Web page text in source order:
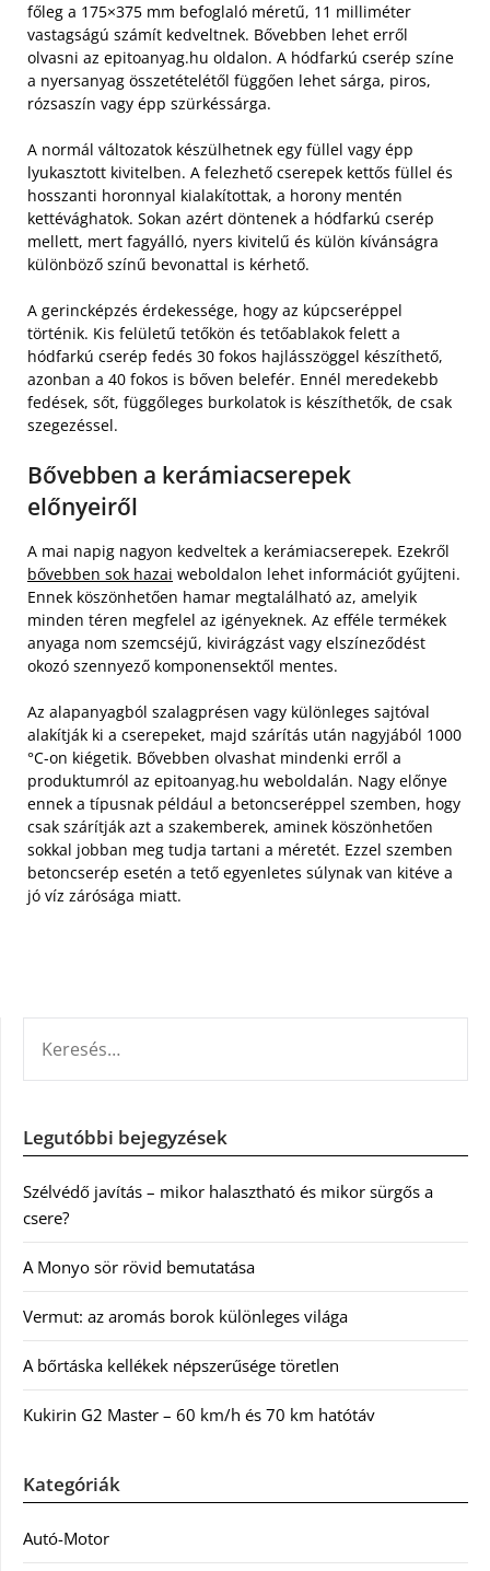
főleg a 175×375 mm befoglaló méretű, 11 milliméter
vastagságú számít kedveltnek. Bővebben lehet erről
olvasni az epitoanyag.hu oldalon. A hódfarkú cserép színe
a nyers­anyag összetételétől függően lehet sárga, piros,
rózsaszín vagy épp szürkéssárga.
A normál változatok készülhetnek egy füllel vagy épp
lyukasztott kivitelben. A felezhető cserepek kettős füllel és
hosszanti ho­ronnyal kialakítottak, a horony mentén
kettévághatok. Sokan azért döntenek a hódfarkú cserép
mellett, mert fagyálló, nyers kivitelű és külön kíván­ságra
különböző színű bevonattal is kérhető.
A gerincképzés érdekessége, hogy az kúpcseréppel
történik. Kis felületű tetőkön és tetőablakok felett a
hódfarkú cserép fedés 30 fokos haj­lásszöggel készíthető,
azonban a 40 fokos is bőven belefér. Ennél meredekebb
fedések, sőt, függőleges burkolatok is készíthetők, de csak
szegezéssel.
Bővebben a kerámiacserepek
előnyeiről
A mai napig nagyon kedveltek a kerámiacserepek. Ezekről
bővebben sok hazai weboldalon lehet információt gyűjteni.
Ennek köszönhetően hamar megtalálható az, amelyik
minden téren megfelel az igényeknek. Az efféle termékek
anyaga nom szemcséjű, kivirágzást vagy elszíneződést
okozó szennyező komponensektől mentes.
Az alapanyagból szalagprésen vagy különleges sajtóval
alakítják ki a cserepeket, majd szárítás után nagyjából 1000
°C-on kiégetik. Bővebben olvashat mindenki erről a
produktumról az epitoanyag.hu weboldalán. Nagy előnye
ennek a típusnak például a betoncseréppel szemben, hogy
csak szárítják azt a szakemberek, aminek köszönhetően
sokkal jobban meg tudja tartani a méretét. Ezzel szemben
betoncserép esetén a tető egyenletes súlynak van kitéve a
jó víz zárósága miatt.
Legutóbbi bejegyzések
Szélvédő javítás – mikor halasztható és mikor sürgős a
csere?
A Monyo sör rövid bemutatása
Vermut: az aromás borok különleges világa
A bőrtáska kellékek népszerűsége töretlen
Kukirin G2 Master – 60 km/h és 70 km hatótáv
Kategóriák
Autó-Motor